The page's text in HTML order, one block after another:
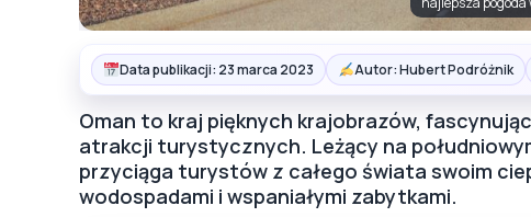
Data publikacji: 23 marca 2023 Autor: Hubert Podróżnik
Oman to kraj pięknych krajobrazów,
atrakcji turystycznych. Leżący na
przyciąga turystów z całego świata swoim
wodospadami i wspaniałymi zabytkami.